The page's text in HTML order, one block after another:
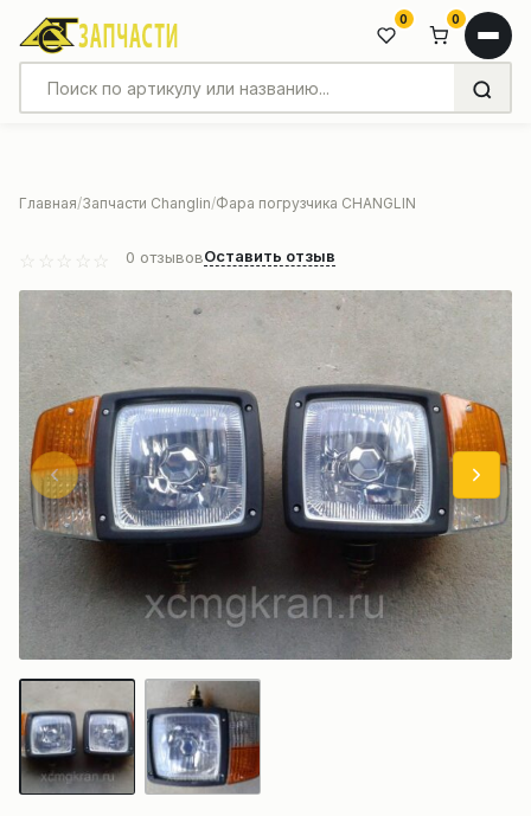
0 0
Главная Запчасти Changlin Фара погрузчика CHANGLIN
0 отзывовОставить отзыв